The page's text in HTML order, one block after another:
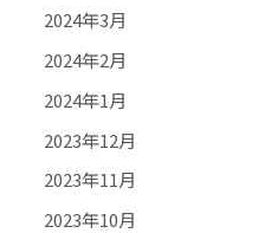
2024年3月
2024年2月
2024年1月
2023年12月
2023年11月
2023年10月